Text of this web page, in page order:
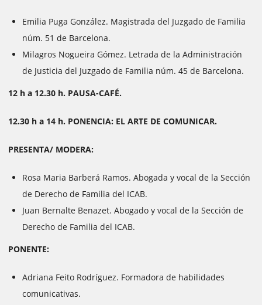
Emilia Puga González. Magistrada del Juzgado de Familia
núm. 51 de Barcelona.
Milagros Nogueira Gómez. Letrada de la Administración
de Justicia del Juzgado de Familia núm. 45 de Barcelona.
12 h a 12.30 h. PAUSA-CAFÉ.
12.30 h a 14 h. PONENCIA: EL ARTE DE COMUNICAR.
PRESENTA/ MODERA:
Rosa Maria Barberá Ramos. Abogada y vocal de la Sección
de Derecho de Familia del ICAB.
Juan Bernalte Benazet. Abogado y vocal de la Sección de
Derecho de Familia del ICAB.
PONENTE:
Adriana Feito Rodríguez. Formadora de habilidades
comunicativas.